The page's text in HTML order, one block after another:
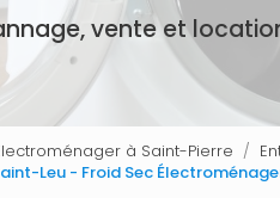
vente et
à Saint-Pierre
Leu - Froid Sec